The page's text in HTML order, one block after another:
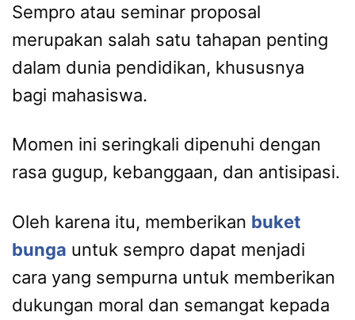
Sempro atau seminar proposal
merupakan salah satu tahapan penting
dalam dunia pendidikan, khususnya
bagi mahasiswa.
Momen ini seringkali dipenuhi dengan
rasa gugup, kebanggaan, dan antisipasi.
Oleh karena itu, memberikan buket
bunga untuk sempro dapat menjadi
cara yang sempurna untuk memberikan
dukungan moral dan semangat kepada